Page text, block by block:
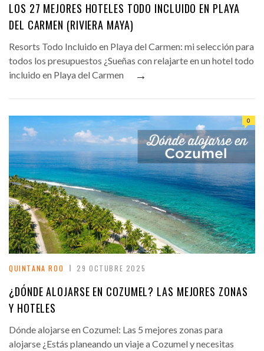
LOS 27 MEJORES HOTELES TODO INCLUIDO EN PLAYA
DEL CARMEN (RIVIERA MAYA)
Resorts Todo Incluido en Playa del Carmen: mi selección para
todos los presupuestos ¿Sueñas con relajarte en un hotel todo
incluido en Playa del Carmen
→
0
QUINTANA ROO 29 OCTUBRE 2025
¿DÓNDE ALOJARSE EN COZUMEL? LAS MEJORES ZONAS
Y HOTELES
Dónde alojarse en Cozumel: Las 5 mejores zonas para
alojarse ¿Estás planeando un viaje a Cozumel y necesitas